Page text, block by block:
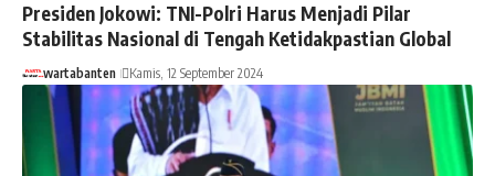
Presiden Jokowi: TNI-Polri Harus Menjadi Pilar
Stabilitas Nasional di Tengah Ketidakpastian Global
wartabanten Kamis, 12 September 2024